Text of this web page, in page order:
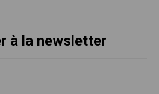
à la newsletter